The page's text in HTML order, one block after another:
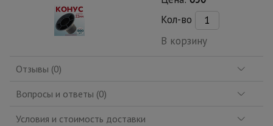
Кол-во
В корзину
Отзывы (0)
Вопросы и ответы (0)
Условия и стоимость доставки